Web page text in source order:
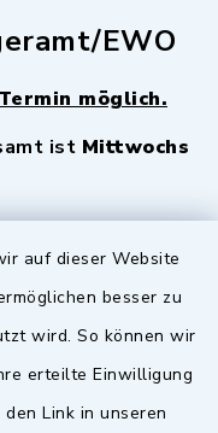
auf dieser Website
besser zu
wird. So können wir
erteilte Einwilligung
Link in unseren
EWO
möglich.
ist Mittwochs